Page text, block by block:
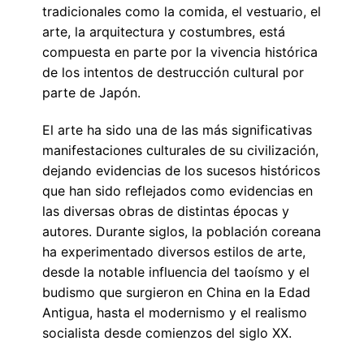
tradicionales como la comida, el vestuario, el
arte, la arquitectura y costumbres, está
compuesta en parte por la vivencia histórica
de los intentos de destrucción cultural por
parte de Japón.
El arte ha sido una de las más significativas
manifestaciones culturales de su civilización,
dejando evidencias de los sucesos históricos
que han sido reflejados como evidencias en
las diversas obras de distintas épocas y
autores. Durante siglos, la población coreana
ha experimentado diversos estilos de arte,
desde la notable influencia del taoísmo y el
budismo que surgieron en China en la Edad
Antigua, hasta el modernismo y el realismo
socialista desde comienzos del siglo XX.